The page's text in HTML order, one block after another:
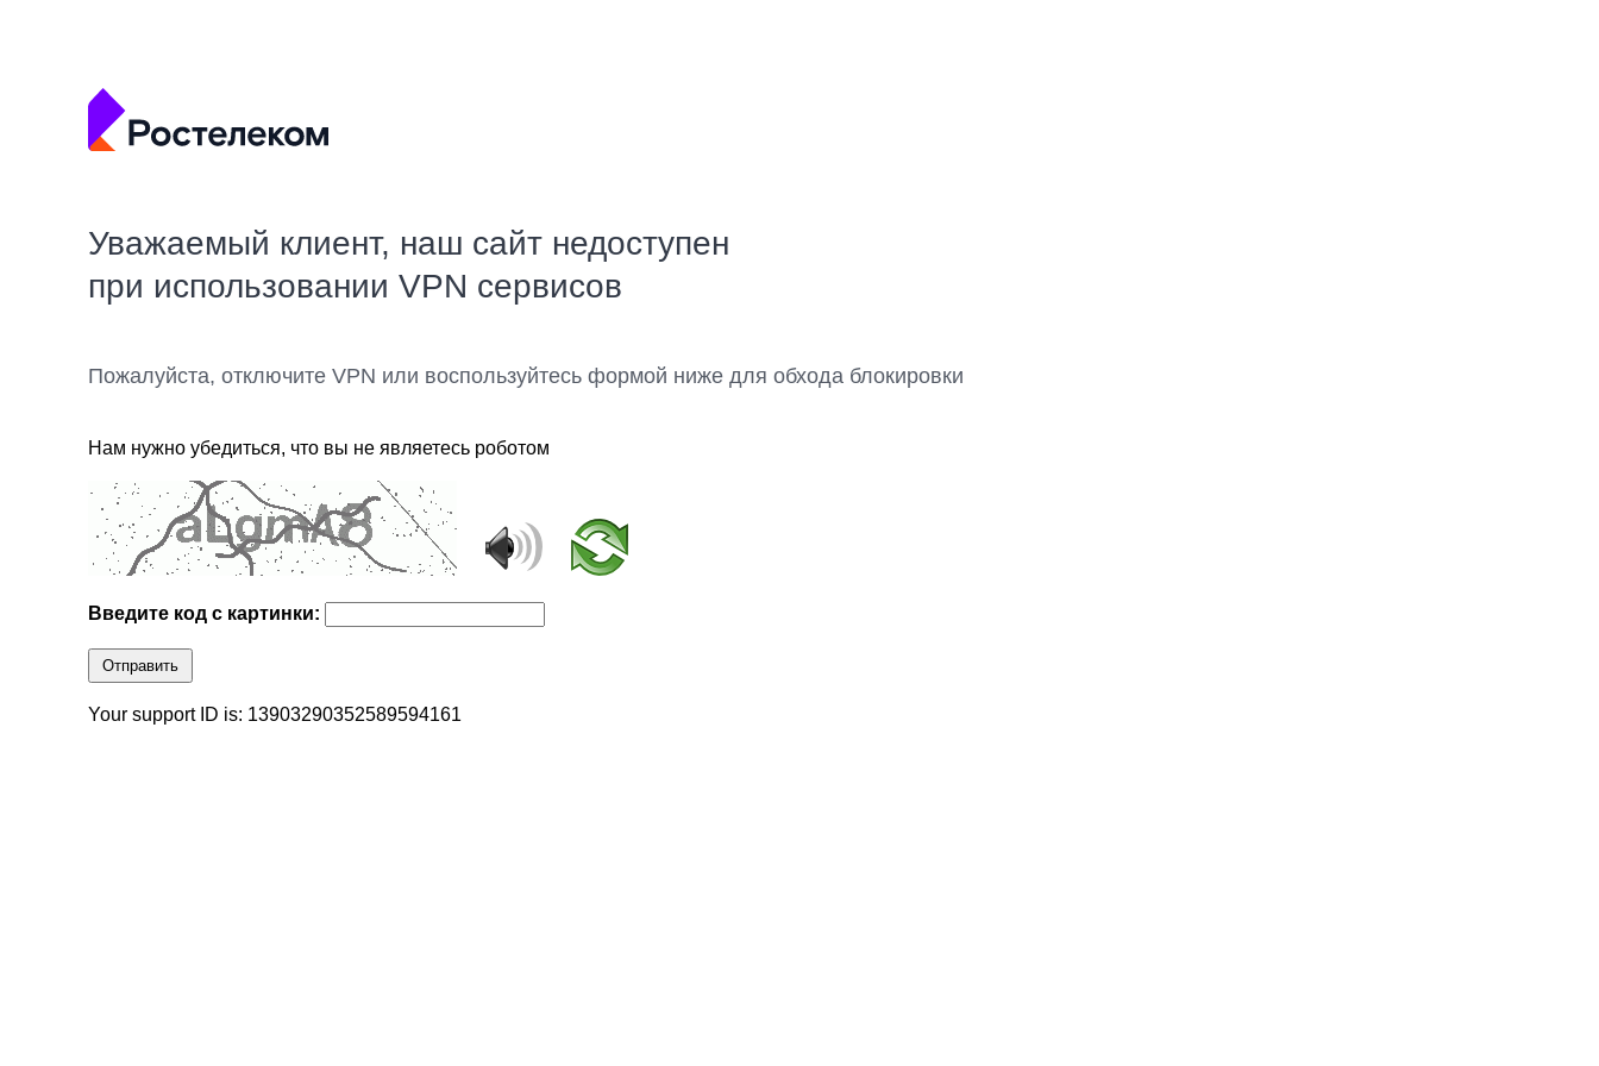
Уважаемый клиент, наш сайт недоступен
при использовании VPN сервисов
Пожалуйста, отключите VPN или воспользуйтесь формой ниже для обхода блокировки
Нам нужно убедиться, что вы не являетесь роботом
Введите код с картинки:
Отправить
Your support ID is: 13903290352589594161